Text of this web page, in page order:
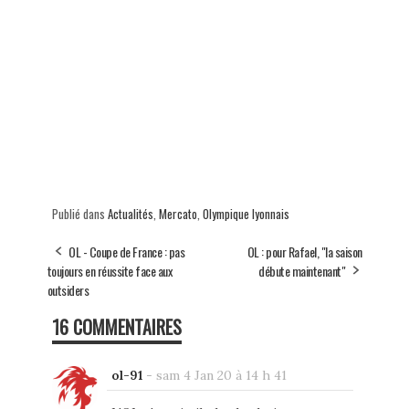
Publié dans Actualités Mercato Olympique lyonnais
OL - Coupe de France : pas
toujours en réussite face aux
outsiders
OL : pour Rafael, "la saison
débute maintenant"
16 COMMENTAIRES
ol-91 - sam 4 Jan 20 à 14 h 41